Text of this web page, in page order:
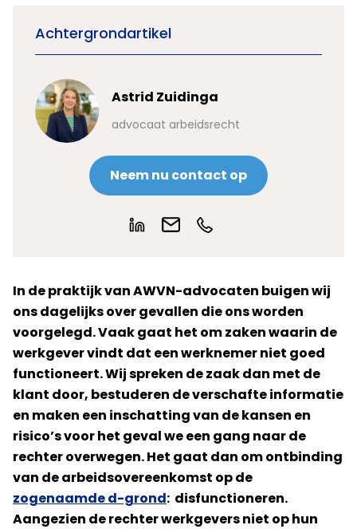
Achtergrondartikel
Astrid Zuidinga
advocaat arbeidsrecht
Neem nu contact op
In de praktijk van AWVN-advocaten buigen wij
ons dagelijks over gevallen die ons worden
voorgelegd. Vaak gaat het om zaken waarin de
werkgever vindt dat een werknemer niet goed
functioneert. Wij spreken de zaak dan met de
klant door, bestuderen de verschafte informatie
en maken een inschatting van de kansen en
risico’s voor het geval we een gang naar de
rechter overwegen. Het gaat dan om ontbinding
van de arbeidsovereenkomst op de
zogenaamde d-grond: disfunctioneren.
Aangezien de rechter werkgevers niet op hun